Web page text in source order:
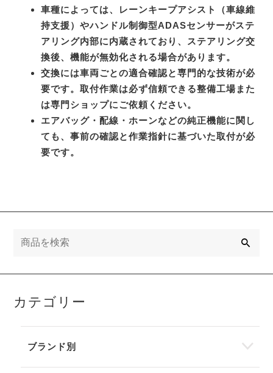
車種によっては、レーンキープアシスト（車線維
持支援）やハンドル制御型ADASセンサーがステ
アリング内部に内蔵されており、ステアリング交
換後、機能が無効化される場合があります。
交換には車両ごとの適合確認と専門的な技術が必
要です。取付作業は必ず信頼できる整備工場また
は専門ショップにご依頼ください。
エアバッグ・配線・ホーンなどの純正機能に関し
ても、事前の確認と作業指針に基づいた取付が必
要です。
カテゴリー
ブランド別